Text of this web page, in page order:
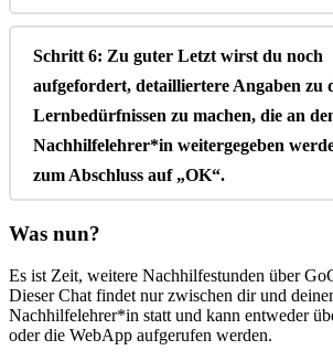
Schritt 6: Zu guter Letzt wirst du noch
aufgefordert, detailliertere Angaben zu
Lernbedürfnissen zu machen, die an
Nachhilfelehrer*in weitergegeben
zum Abschluss auf „OK“.
Was nun?
Es ist Zeit, weitere Nachhilfestunden über
Dieser Chat findet nur zwischen dir und
Nachhilfelehrer*in statt und kann entweder ü
oder die WebApp aufgerufen werden.